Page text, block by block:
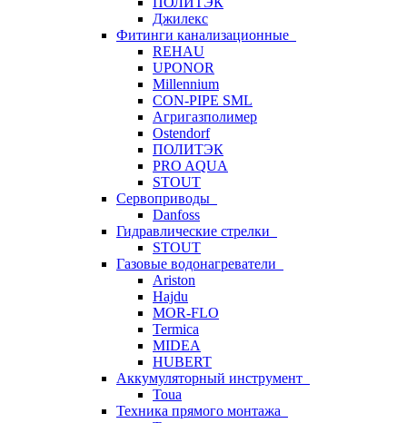
Джилекс
Фитинги канализационные
REHAU
UPONOR
Millennium
CON-PIPE SML
Агригазполимер
Ostendorf
ПОЛИТЭК
PRO AQUA
STOUT
Сервоприводы
Danfoss
Гидравлические стрелки
STOUT
Газовые водонагреватели
Ariston
Hajdu
MOR-FLO
Termica
MIDEA
HUBERT
Аккумуляторный инструмент
Toua
Техника прямого монтажа